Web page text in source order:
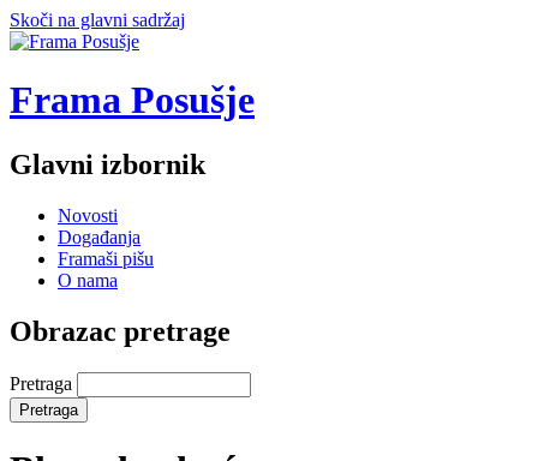
Skoči na glavni sadržaj
Frama Posušje
Glavni izbornik
Novosti
Događanja
Framaši pišu
O nama
Obrazac pretrage
Pretraga